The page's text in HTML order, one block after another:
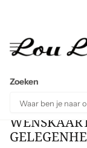
Zoeken